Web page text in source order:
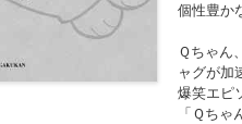
個性豊か
Ｑちゃん
ャグが加
爆笑エピ
「Ｑち